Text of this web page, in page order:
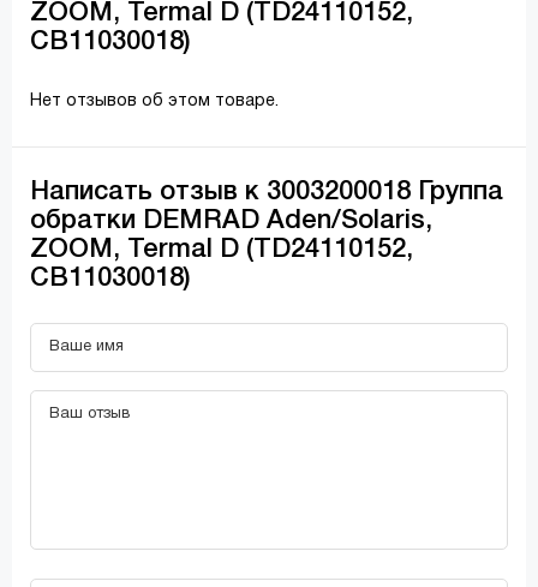
ZOOM, Termal D (TD24110152,
CB11030018)
Нет отзывов об этом товаре.
Написать отзыв к 3003200018 Группа
обратки DEMRAD Aden/Solaris,
ZOOM, Termal D (TD24110152,
CB11030018)